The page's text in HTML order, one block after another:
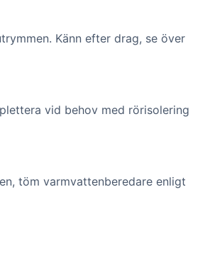
Känn efter drag, se över
vid behov med rörisolering
töm varmvattenberedare enligt